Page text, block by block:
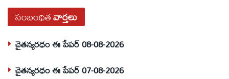
సంబంధితవార్తలు
చైతన్యరధం ఈ పేపర్ 08-08-2026
చైతన్యరధం ఈ పేపర్ 07-08-2026